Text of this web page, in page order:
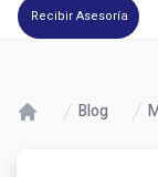
Recibir Asesoría
Blog